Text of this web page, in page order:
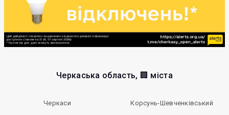
Черкаська область, 🏢 міста
Черкаси
Корсунь-Шевченківський